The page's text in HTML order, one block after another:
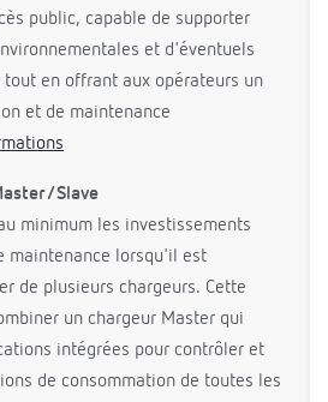
public, capable de supporter
et d'éventuels
en offrant aux opérateurs un
et de maintenance
Slave
minimum les investissements
maintenance lorsqu'il est
de plusieurs chargeurs. Cette
un chargeur Master qui
intégrées pour contrôler et
de consommation de toutes les